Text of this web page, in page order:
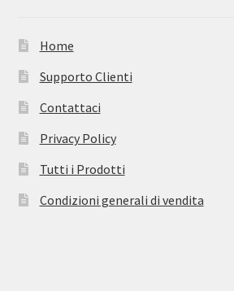
Home
Supporto Clienti
Contattaci
Privacy Policy
Tutti i Prodotti
Condizioni generali di vendita